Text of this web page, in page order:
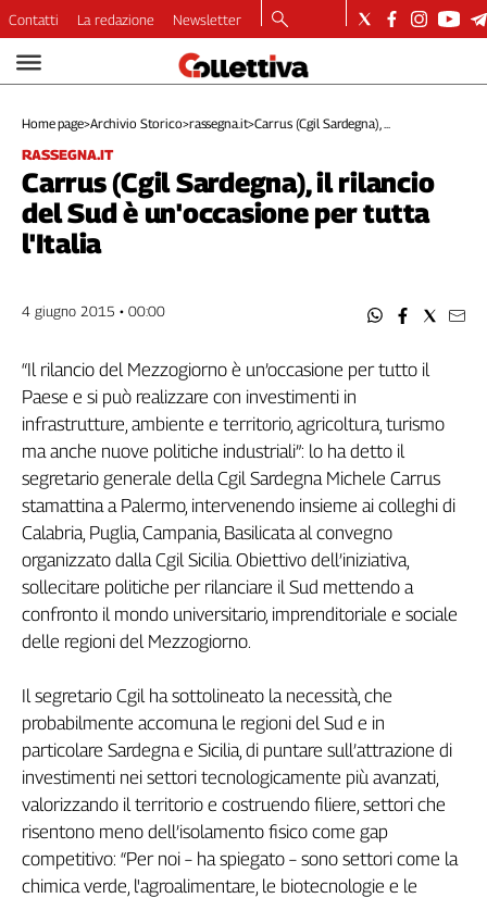
Video
Dirette
Longform
Copertine
Economia
Lavoro
Diritti
Italia
Internazionale
Culture
Categorie
Filcams
Filctem
Fillea
Filt
Fiom
Fisac
Flc
Fp
Nidil
Slc
Spi
Inca
Caaf
Contatti La redazione Newsletter
Home page>Archivio Storico>rassegna.it>Carrus (Cgil Sardegna), ...
RASSEGNA.IT
Carrus (Cgil Sardegna), il rilancio
del Sud è un'occasione per tutta
l'Italia
4 giugno 2015 • 00:00
“Il rilancio del Mezzogiorno è un’occasione per tutto il
Paese e si può realizzare con investimenti in
infrastrutture, ambiente e territorio, agricoltura, turismo
ma anche nuove politiche industriali”: lo ha detto il
segretario generale della Cgil Sardegna Michele Carrus
stamattina a Palermo, intervenendo insieme ai colleghi di
Calabria, Puglia, Campania, Basilicata al convegno
organizzato dalla Cgil Sicilia. Obiettivo dell’iniziativa,
sollecitare politiche per rilanciare il Sud mettendo a
confronto il mondo universitario, imprenditoriale e sociale
delle regioni del Mezzogiorno.
Il segretario Cgil ha sottolineato la necessità, che
probabilmente accomuna le regioni del Sud e in
particolare Sardegna e Sicilia, di puntare sull’attrazione di
investimenti nei settori tecnologicamente più avanzati,
valorizzando il territorio e costruendo filiere, settori che
risentono meno dell’isolamento fisico come gap
competitivo: “Per noi – ha spiegato – sono settori come la
chimica verde, l'agroalimentare, le biotecnologie e le